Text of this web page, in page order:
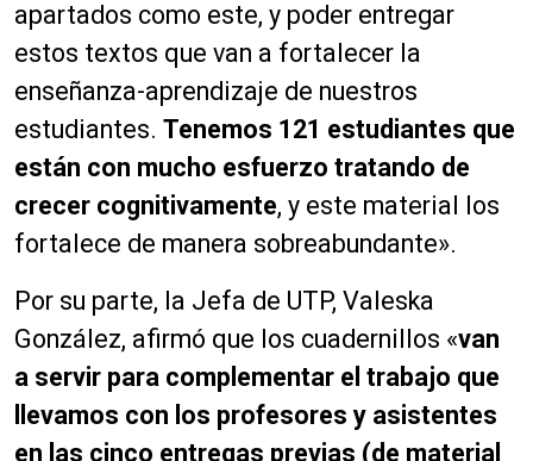
apartados como este, y poder entregar
estos textos que van a fortalecer la
enseñanza-aprendizaje de nuestros
estudiantes. Tenemos 121 estudiantes que
están con mucho esfuerzo tratando de
crecer cognitivamente, y este material los
fortalece de manera sobreabundante».
Por su parte, la Jefa de UTP, Valeska
González, afirmó que los cuadernillos «van
a servir para complementar el trabajo que
llevamos con los profesores y asistentes
en las cinco entregas previas (de material